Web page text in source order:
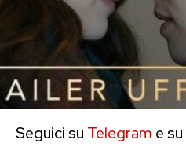
Seguici su Telegram e su